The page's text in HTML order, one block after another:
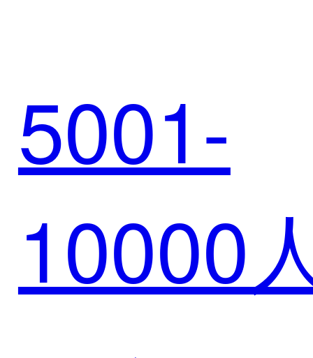
领域新
生态！
台赋能
诺医药
5001-
10000